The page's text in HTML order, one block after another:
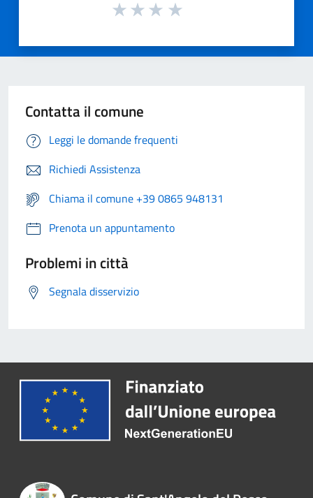
Contatta il comune
Leggi le domande frequenti
Richiedi Assistenza
Chiama il comune +39 0865 948131
Prenota un appuntamento
Problemi in città
Segnala disservizio